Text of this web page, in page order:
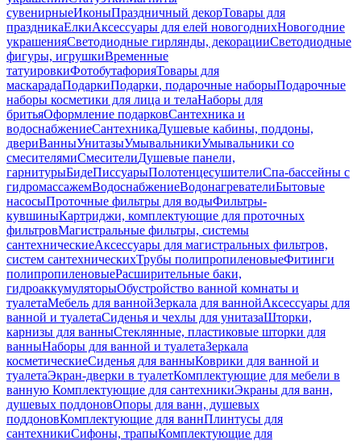
сувенирныеИконыПраздничный декорТовары для
праздникаЕлкиАксессуары для елей новогоднихНовогодние
украшенияСветодиодные гирлянды, декорацииСветодиодные
фигуры, игрушкиВременные
татуировкиФотобутафорияТовары для
маскарадаПодаркиПодарки, подарочные наборыПодарочные
наборы косметики для лица и телаНаборы для
бритьяОформление подарковСантехника и
водоснабжениеСантехникаДушевые кабины, поддоны,
двериВанныУнитазыУмывальникиУмывальники со
смесителямиСмесителиДушевые панели,
гарнитурыБидеПиссуарыПолотенцесушителиСпа-бассейны с
гидромассажемВодоснабжениеВодонагревателиБытовые
насосыПроточные фильтры для водыФильтры-
кувшиныКартриджи, комплектующие для проточных
фильтровМагистральные фильтры, системы
сантехническиеАксессуары для магистральных фильтров,
систем сантехническихТрубы полипропиленовыеФитинги
полипропиленовыеРасширительные баки,
гидроаккумуляторыОбустройство ванной комнаты и
туалетаМебель для ваннойЗеркала для ваннойАксессуары для
ванной и туалетаСиденья и чехлы для унитазаШторки,
карнизы для ванныСтеклянные, пластиковые шторки для
ванныНаборы для ванной и туалетаЗеркала
косметическиеСиденья для ванныКоврики для ванной и
туалетаЭкран-дверки в туалетКомплектующие для мебели в
ванную Комплектующие для сантехникиЭкраны для ванн,
душевых поддоновОпоры для ванн, душевых
поддоновКомплектующие для ваннПлинтусы для
сантехникиСифоны, трапыКомплектующие для